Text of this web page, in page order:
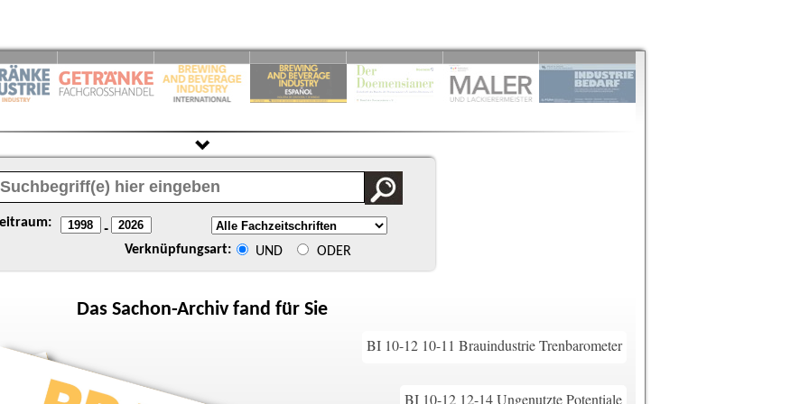
-
Verknüpfungsart: UND ODER
Das Sachon-Archiv fand für Sie
BI 10-12 10-11 Brauindustrie Trenbarometer
BI 10-12 12-14 Ungenutzte Potentiale